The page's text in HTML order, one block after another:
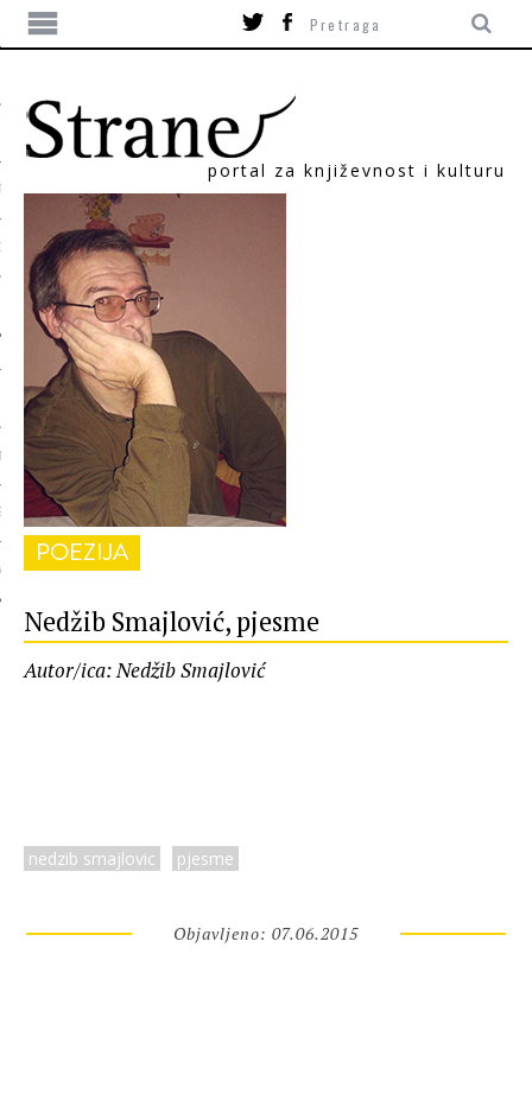
portal za književnost i kulturu
POEZIJA
Nedžib Smajlović, pjesme
Autor/ica: Nedžib Smajlović
nedzib smajlovic pjesme
Objavljeno: 07.06.2015